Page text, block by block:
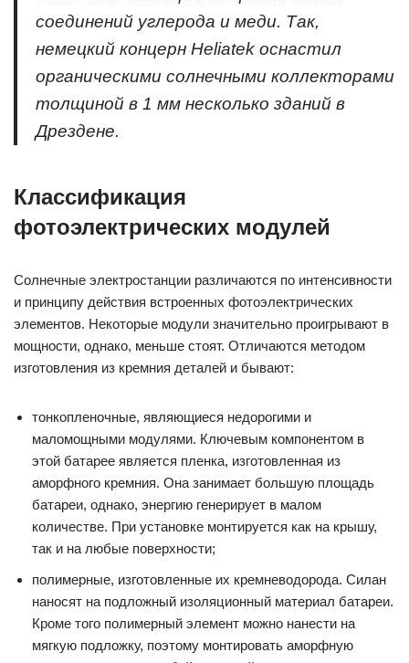
соединений углерода и меди. Так,
немецкий концерн Heliatek оснастил
органическими солнечными коллекторами
толщиной в 1 мм несколько зданий в
Дрездене.
Классификация
фотоэлектрических модулей
Солнечные электростанции различаются по интенсивности
и принципу действия встроенных фотоэлектрических
элементов. Некоторые модули значительно проигрывают в
мощности, однако, меньше стоят. Отличаются методом
изготовления из кремния деталей и бывают:
тонкопленочные, являющиеся недорогими и
маломощными модулями. Ключевым компонентом в
этой батарее является пленка, изготовленная из
аморфного кремния. Она занимает большую площадь
батареи, однако, энергию генерирует в малом
количестве. При установке монтируется как на крышу,
так и на любые поверхности;
полимерные, изготовленные их кремневодорода. Силан
наносят на подложный изоляционный материал батареи.
Кроме того полимерный элемент можно нанести на
мягкую подложку, поэтому монтировать аморфную